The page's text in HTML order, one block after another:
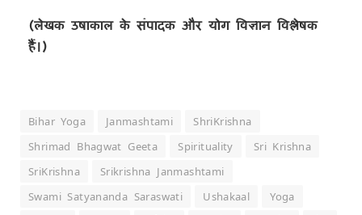
(लेखक उषाकाल के संपादक और योग विज्ञान विश्लेषक
हैं।)
Bihar Yoga Janmashtami
ShriKrishna
Shrimad Bhagwat Geeta
Spirituality
Sri Krishna
SriKrishna
Srikrishna Janmashtami
Swami Satyananda Saraswati
Ushakaal
Yoga